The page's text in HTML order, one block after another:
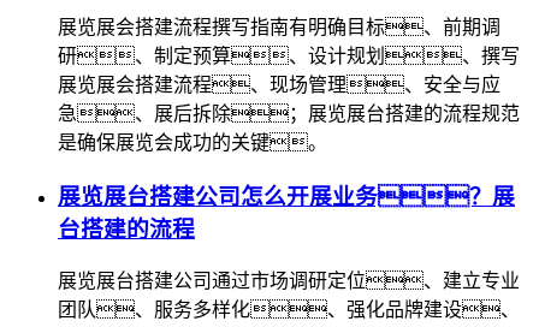
展览展会搭建流程撰写指南有明确目标、前期调
研、制定预算、设计规划、撰写
展览展会搭建流程、现场管理、安全与应
急、展后拆除；展览展台搭建的流程规范
是确保展览会成功的关键。
展览展台搭建公司怎么开展业务？展
台搭建的流程
展览展台搭建公司通过市场调研定位、建立专业
团队、服务多样化、强化品牌建设、